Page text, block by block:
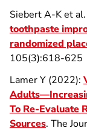
Siebert A-K et
toothpaste
randomized
105(3):618-625
Lamer Y (2022):
To Re-Evaluate
Sources. The